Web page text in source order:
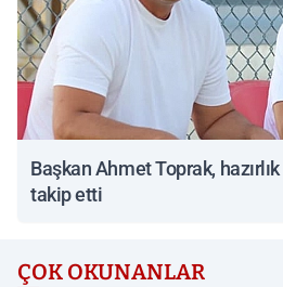
Başkan Ahmet Toprak,
takip etti
ÇOK OKUNANLAR